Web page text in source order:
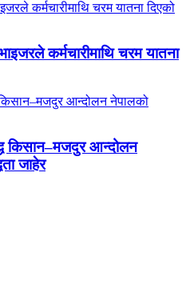
कर्मचारीमाथि चरम यातना
किसान–मजदुर आन्दोलन
जाहेर